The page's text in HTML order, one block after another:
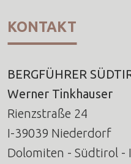
KONTAKT
BERGFÜHRER
Werner Tinkhauser
Rienzstraße 24
I-39039 Niederdorf
Dolomiten - Südtirol -